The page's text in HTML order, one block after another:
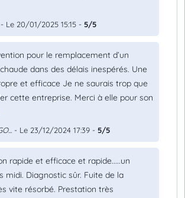
Le 20/01/2025 15:15 - 5/5
pour le remplacement d’un
dans des délais inespérés. Une
et efficace Je ne saurais trop que
cette entreprise. Merci à elle pour son
- Le 23/12/2024 17:39 - 5/5
rapide et efficace et rapide.....un
midi. Diagnostic sûr. Fuite de la
vite résorbé. Prestation très